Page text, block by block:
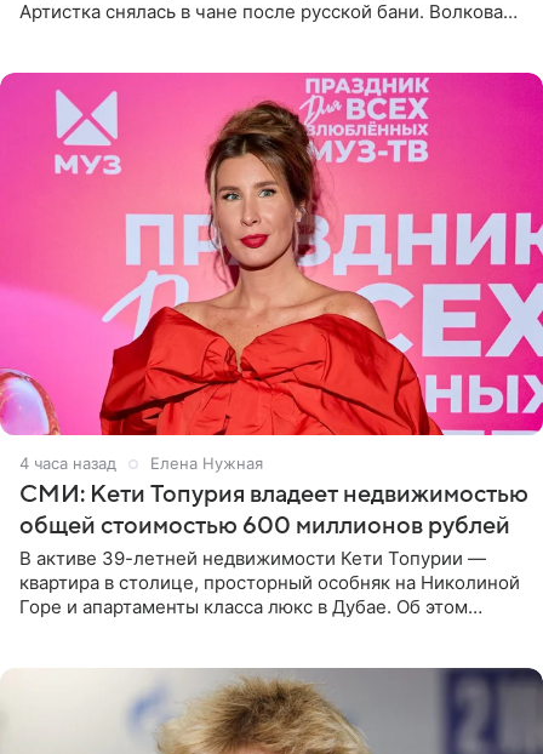
Артистка снялась в чане после русской бани. Волкова
4 часа назад Елена Нужная
СМИ: Кети Топурия владеет недвижимостью
общей стоимостью 600 миллионов рублей
В активе 39-летней недвижимости Кети Топурии —
квартира в столице, просторный особняк на Николиной
Горе и апартаменты класса люкс в Дубае. Об этом